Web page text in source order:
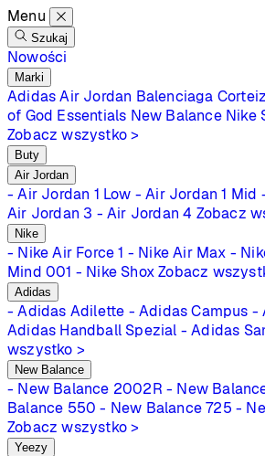
Menu
Szukaj
Nowości
Marki
Adidas Air Jordan Balenciaga Corteiz
of God Essentials New Balance Nike
Zobacz wszystko >
Buty
Air Jordan
- Air Jordan 1 Low - Air Jordan 1 Mid
Air Jordan 3 - Air Jordan 4 Zobacz
Nike
- Nike Air Force 1 - Nike Air Max -
Mind 001 - Nike Shox Zobacz
Adidas
- Adidas Adilette - Adidas Campus -
Adidas Handball Spezial - Adidas
wszystko >
New Balance
- New Balance 2002R - New
Balance 550 - New Balance 725 -
Zobacz wszystko >
Yeezy